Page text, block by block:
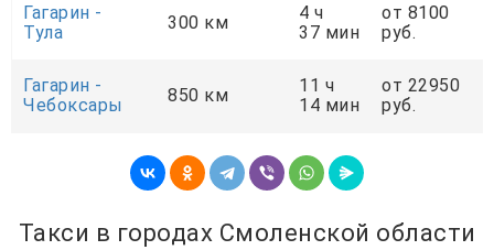
Гагарин -
Тула
300 км
4 ч
37 мин
от 8100
руб.
Гагарин -
Чебоксары
850 км
11 ч
14 мин
от 22950
руб.
Такси в городах Смоленской области